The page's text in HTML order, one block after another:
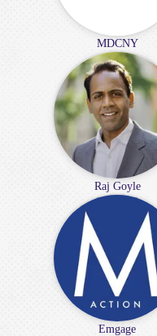
MDCNY
Raj Goyle
Emgage